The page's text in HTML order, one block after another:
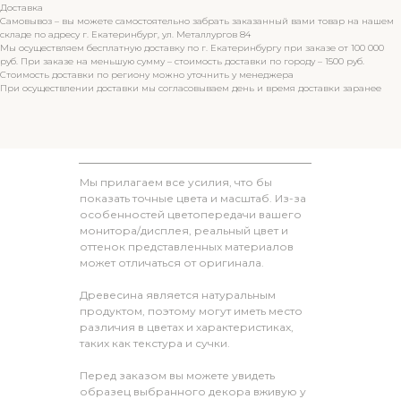
Доставка
Самовывоз – вы можете самостоятельно забрать заказанный вами товар на нашем
складе по адресу г. Екатеринбург, ул. Металлургов 84
Мы осуществляем бесплатную доставку по г. Екатеринбургу при заказе от 100 000
руб. При заказе на меньшую сумму – стоимость доставки по городу – 1500 руб.
Стоимость доставки по региону можно уточнить у менеджера
При осуществлении доставки мы согласовываем день и время доставки заранее
Мы прилагаем все усилия, что бы
показать точные цвета и масштаб. Из-за
особенностей цветопередачи вашего
монитора/дисплея, реальный цвет и
оттенок представленных материалов
может отличаться от оригинала.
Древесина является натуральным
продуктом, поэтому могут иметь место
различия в цветах и характеристиках,
таких как текстура и сучки.
Перед заказом вы можете увидеть
образец выбранного декора вживую у